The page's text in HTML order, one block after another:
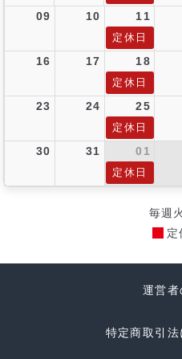
09 10 11
定休日
16 17 18
定休日
23 24 25
定休日
30 31 01
定休日
毎週
定
運営者
特定商取引